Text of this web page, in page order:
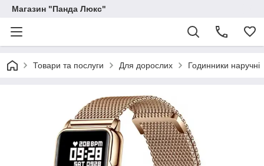
Магазин "Панда Люкс"
Товари та послуги Для дорослих Годинники наручні